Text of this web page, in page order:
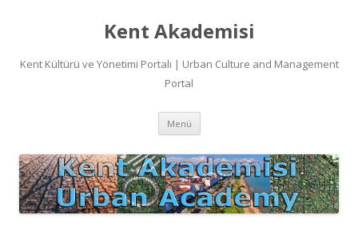
Kent Akademisi
Kent Kültürü ve Yönetimi Portalı | Urban Culture and Management
Portal
Menü İçeriğe